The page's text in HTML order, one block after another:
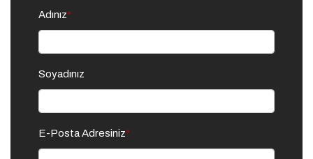
Adınız*
Soyadınız
E-Posta Adresiniz*